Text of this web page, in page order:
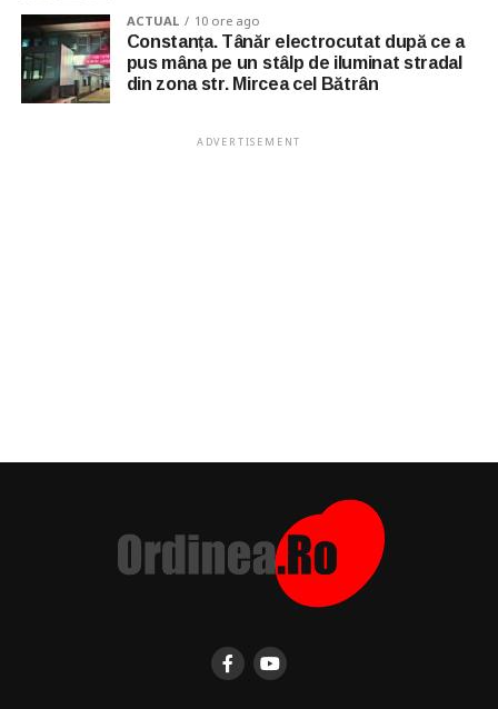
ACTUAL 10 ore ago
Constanța. Tânăr electrocutat după ce a
pus mâna pe un stâlp de iluminat stradal
din zona str. Mircea cel Bătrân
ADVERTISEMENT